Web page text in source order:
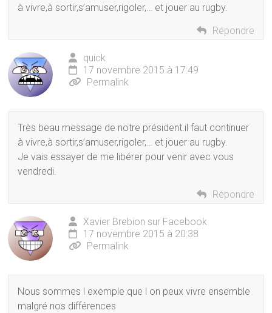
à vivre,à sortir,s’amuser,rigoler,… et jouer au rugby.
Répondre
quick
17 novembre 2015 à 17:49
Permalink
Très beau message de notre président.il faut continuer
à vivre,à sortir,s’amuser,rigoler,… et jouer au rugby.
Je vais essayer de me libérer pour venir avec vous
vendredi.
Répondre
Xavier Brebion sur Facebook
17 novembre 2015 à 20:38
Permalink
Nous sommes l exemple que l on peux vivre ensemble
malgré nos différences